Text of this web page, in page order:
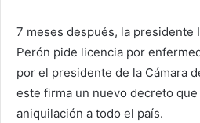
7 meses después, la presidente
Perón pide licencia por
por el presidente de la Cámara
este firma un nuevo decreto
aniquilación a todo el país.